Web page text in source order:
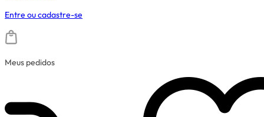
Entre oucadastre-se
Meus pedidos